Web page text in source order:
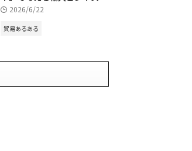
2026/6/22
貿易あるある